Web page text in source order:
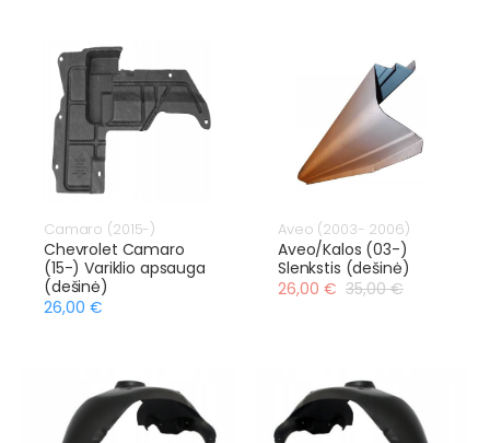
Camaro (2015-)
Chevrolet Camaro
(15-) Variklio apsauga
(dešinė)
26,00 €
Aveo (2003- 2006)
Aveo/Kalos (03-)
Slenkstis (dešinė)
26,00 € 35,00 €